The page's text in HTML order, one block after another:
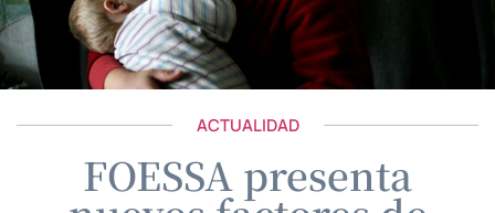
ACTUALIDAD
FOESSA presenta